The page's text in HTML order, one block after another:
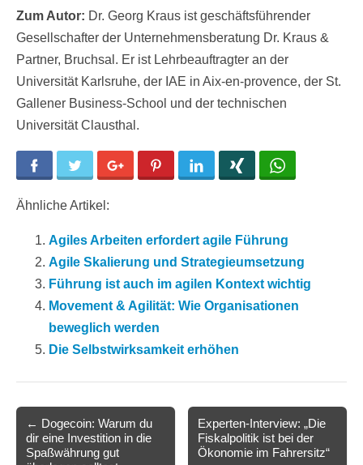
Zum Autor: Dr. Georg Kraus ist geschäftsführender
Gesellschafter der Unternehmensberatung Dr. Kraus &
Partner, Bruchsal. Er ist Lehrbeauftragter an der
Universität Karlsruhe, der IAE in Aix-en-provence, der St.
Gallener Business-School und der technischen
Universität Clausthal.
Facebook Twitter Google+ Pinterest LinkedIn
Ähnliche Artikel:
Agiles Arbeiten erfordert agile Führung
Agile Skalierung und Strategieumsetzung
Führung ist auch im agilen Kontext wichtig
Movement & Agilität: Wie Organisationen
beweglich werden
Die Selbstwirksamkeit erhöhen
navigation
← Dogecoin: Warum du
dir eine Investition in die
Spaßwährung gut
Experten-Interview: „Die
Fiskalpolitik ist bei der
Ökonomie im Fahrersitz“